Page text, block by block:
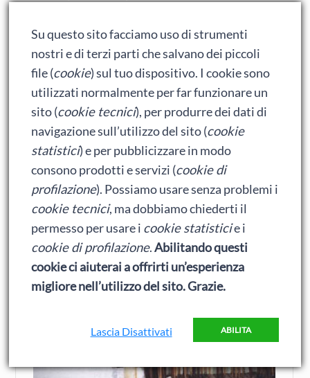
infimo dettaglio, vennero usati per rielaborare il
modello al computer e produrre nuove stime più
precise della potenza dei veri archi della Mary Rose.
Gli altissimi libbraggi vennero confermati.
Su questo sito facciamo uso di strumenti
nostri e di terzi parti che salvano dei piccoli
file (cookie) sul tuo dispositivo. I cookie sono
utilizzati normalmente per far funzionare un
sito (cookie tecnici), per produrre dei dati di
navigazione sull’utilizzo del sito (cookie
statistici) e per pubblicizzare in modo
consono prodotti e servizi (cookie di
profilazione). Possiamo usare senza problemi i
cookie tecnici, ma dobbiamo chiederti il
permesso per usare i cookie statisticie i
cookie di profilazione.Abilitando questi
cookie ci aiuterai a offrirti un’esperienza
migliore nell’utilizzo del sito. Grazie.
ABILITA
Lascia Disattivati